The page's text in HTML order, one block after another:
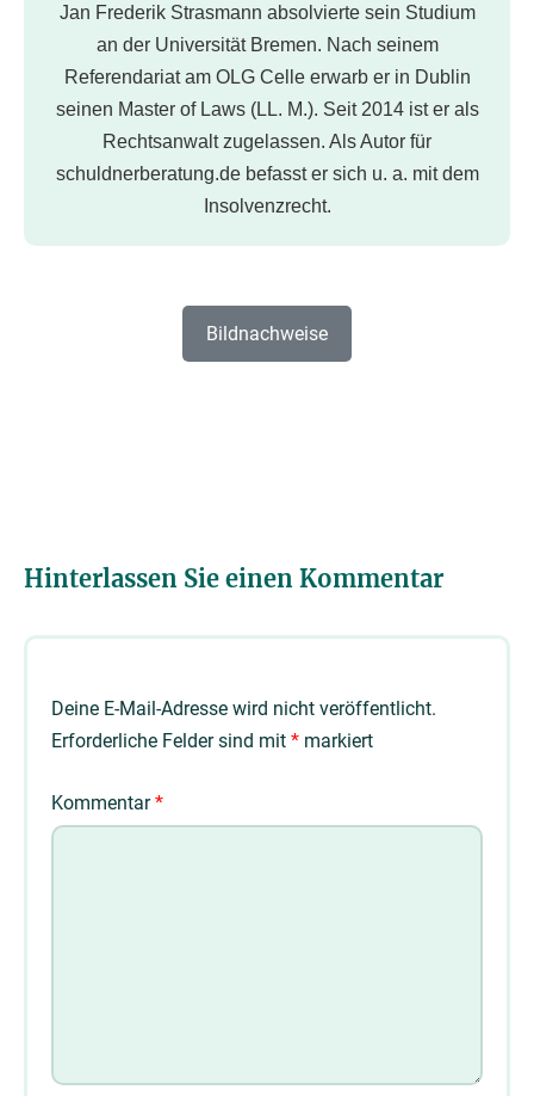
Jan Frederik Strasmann absolvierte sein Studium
an der Universität Bremen. Nach seinem
Referendariat am OLG Celle erwarb er in Dublin
seinen Master of Laws (LL. M.). Seit 2014 ist er als
Rechtsanwalt zugelassen. Als Autor für
schuldnerberatung.de befasst er sich u. a. mit dem
Insolvenzrecht.
Bildnachweise
Hinterlassen Sie einen Kommentar
Deine E-Mail-Adresse wird nicht veröffentlicht.
Erforderliche Felder sind mit * markiert
Kommentar*